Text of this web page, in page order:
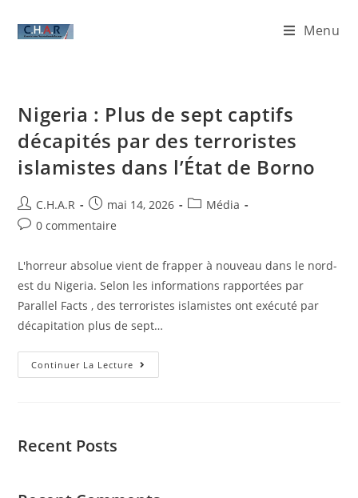
Menu
Nigeria : Plus de sept captifs
décapités par des terroristes
islamistes dans l’État de Borno
C.H.A.R mai 14, 2026
Média
0 commentaire
L'horreur absolue vient de frapper à nouveau dans le nord-
est du Nigeria. Selon les informations rapportées par
Parallel Facts , des terroristes islamistes ont exécuté par
décapitation plus de sept…
Continuer La Lecture
Recent Posts